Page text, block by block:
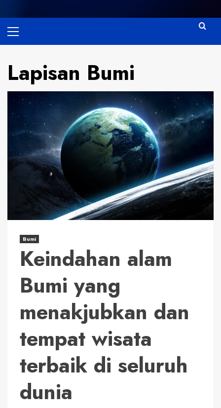
Menu
Lapisan Bumi
Bumi
Keindahan alam
Bumi yang
menakjubkan dan
tempat wisata
terbaik di seluruh
dunia